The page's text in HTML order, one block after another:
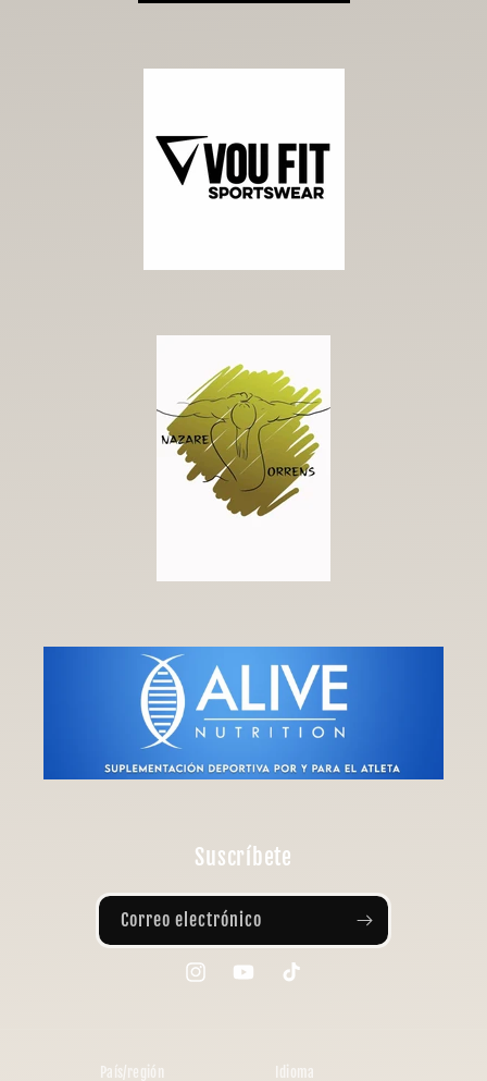
Suscríbete
Correo electrónico
InstagramYouTube TikTok
País/región Idioma